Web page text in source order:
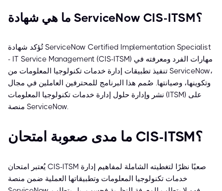
ما هي شهادة ServiceNow CIS-ITSM؟
تُؤكد شهادة ServiceNow Certified Implementation Specialist
- IT Service Management (CIS-ITSM) مهارات الفرد ومعرفته في
تنفيذ تطبيقات إدارة خدمات تكنولوجيا المعلومات من ServiceNow،
وتكوينها، وصيانتها. صُمم هذا البرنامج للمحترفين العاملين في مجال
نشر وإدارة حلول إدارة خدمات تكنولوجيا المعلومات (ITSM) على
منصة ServiceNow.
ما مدى صعوبة امتحان CIS-ITSM؟
يُعتبر امتحان CIS-ITSM صعبًا نظرًا لتغطيته الشاملة لمفاهيم إدارة
خدمات تكنولوجيا المعلومات وتطبيقاتها العملية ضمن منصة